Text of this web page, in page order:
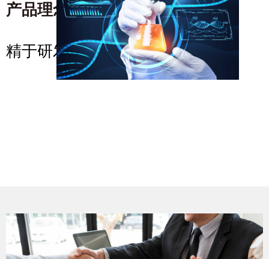
产品理念/product concept
精于研发，卓越科技，高贵品质